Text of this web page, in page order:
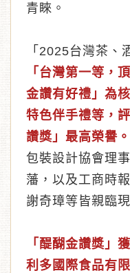
青睞。
「2025台灣茶、
「台灣第一等，
金讚有好禮」為
特色伴手禮等，
讚獎」最高榮譽。
包裝設計協會理
藩，以及工商時
謝奇璋等皆親臨現
「醍醐金讚獎」
利多國際食品有